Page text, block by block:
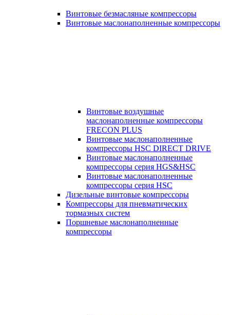
Винтовые безмасляные компрессоры
Винтовые маслонаполненные компрессоры
Винтовые воздушные
маслонаполненные компрессоры
FRECON PLUS
Винтовые маслонаполненные
компрессоры HSC DIRECT DRIVE
Винтовые маслонаполненные
компрессоры серия HGS&HSC
Винтовые маслонаполненные
компрессоры серия HSC
Дизельные винтовые компрессоры
Компрессоры для пневматических
тормазных систем
Поршневые маслонаполненные
компрессоры